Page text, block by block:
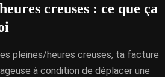
creuses : ce que ça
pleines/heures creuses, ta facture
à condition de déplacer une